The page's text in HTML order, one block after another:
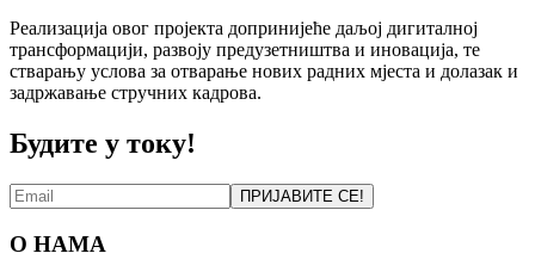
Реализација овог пројекта допринијеће даљој дигиталној
трансформацији, развоју предузетништва и иновација, те
стварању услова за отварање нових радних мјеста и долазак и
задржавање стручних кадрова.
Будите у току!
ПРИЈАВИТЕ СЕ!
О НАМА